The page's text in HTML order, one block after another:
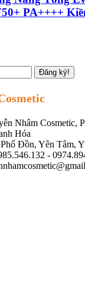
PA++++
Đăng ký!
Nhâm Cosmetic,
Hóa
Đồn, Yên Tâm,
-